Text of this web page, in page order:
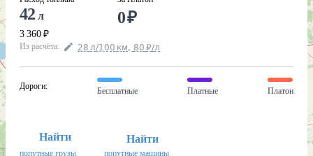
42 л
3 360 ₽
0₽
Из расчёта: 28 л/100 км, 80 ₽/л
Дороги:
Бесплатные Платные Платон
Найти
попутные грузы
Найти
попутные машины